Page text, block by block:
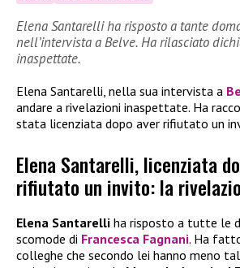
Elena Santarelli ha risposto a tante
nell’intervista a Belve. Ha rilasciato
inaspettate.
Elena Santarelli, nella sua intervista a
andare a rivelazioni inaspettate. Ha
stata licenziata dopo aver rifiutato un
Elena Santarelli, licenziata
rifiutato un invito: la
Elena Santarelli ha risposto a tutte le
scomode di Francesca Fagnani. Ha
colleghe che secondo lei hanno meno